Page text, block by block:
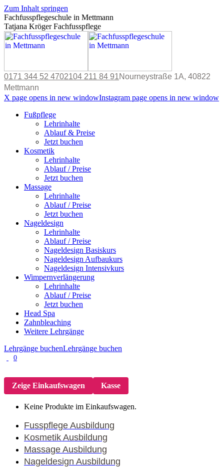
Zum Inhalt springen
Fachfusspflegeschule in Mettmann
Tatjana Kröger Fachfusspflege
0171 344 52 4702104 211 84 91Nourneystraße 1A, 40822
Mettmann
X page opens in new windowInstagram page opens in new window
Fußpflege
Lehrinhalte
Ablauf & Preise
Jetzt buchen
Kosmetik
Lehrinhalte
Ablauf / Preise
Jetzt buchen
Massage
Lehrinhalte
Ablauf / Preise
Jetzt buchen
Nageldesign
Lehrinhalte
Ablauf / Preise
Nageldesign Basiskurs
Nageldesign Aufbaukurs
Nageldesign Intensivkurs
Wimpernverlängerung
Lehrinhalte
Ablauf / Preise
Jetzt buchen
Head Spa
Zahnbleaching
Weitere Lehrgänge
Lehrgänge buchenLehrgänge buchen
0
Zeige Einkaufswagen Kasse
Keine Produkte im Einkaufswagen.
Fusspflege Ausbildung
Kosmetik Ausbildung
Massage Ausbildung
Nageldesign Ausbildung